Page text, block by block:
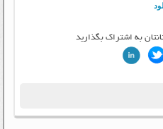
به اشتراک بگذارید